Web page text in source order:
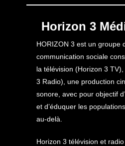
Horizon 3
HORIZON 3 est un groupe
communication sociale
la télévision (Horizon 3
3 Radio), une production
sonore, avec pour objectif
et d’éduquer les
au-delà.
Horizon 3 télévision et